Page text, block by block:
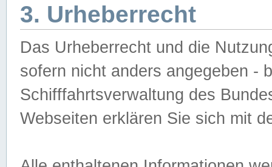
3. Urheberrecht
Das Urheberrecht und die
sofern nicht anders angegeben -
Schifffahrtsverwaltung des
Webseiten erklären Sie sich mit